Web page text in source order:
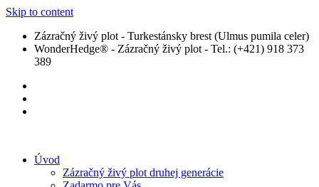
Skip to content
Zázračný živý plot - Turkestánsky brest (Ulmus pumila celer)
WonderHedge® - Zázračný živý plot - Tel.: (+421) 918 373
389
Úvod
Zázračný živý plot druhej generácie